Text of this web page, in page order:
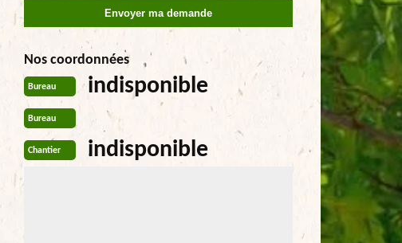
Nos coordonnées
Bureau indisponible
Bureau
Chantier indisponible